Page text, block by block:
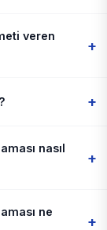
veren
+
+
nasıl
+
ne
+